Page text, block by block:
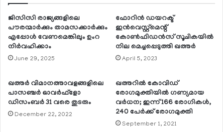
ജിസിസി രാജ്യങ്ങളിലെ
പൗരന്മാര്‍ക്കും താമസക്കാര്‍ക്കും
എപ്പോള്‍ വേണമെങ്കിലും ഉംറ
നിര്‍വഹിക്കാം
June 29, 2025
ഫോറിന്‍ ഡയറക്ട്
ഇന്‍വെസ്റ്റ്‌മെന്റ്
കോണ്‍ഫിഡന്‍സ് സൂചികയില്‍
നില മെച്ചപ്പെടുത്തി ഖത്തര്‍
April 5, 2023
ഖത്തര്‍ വിമാനത്താവളങ്ങളിലെ
പാസഞ്ചര്‍ ഓവര്‍ഫ്‌ളോ
ഡിസംബര്‍ 31 വരെ തുടരും
December 22, 2022
ഖത്തറില്‍ കോവിഡ്
രോഗമുക്തിയില്‍ ഗണ്യമായ
വര്‍ധന; ഇന്ന് 166 രോഗികള്‍,
240 പേര്‍ക്ക് രോഗമുക്തി
September 1, 2021